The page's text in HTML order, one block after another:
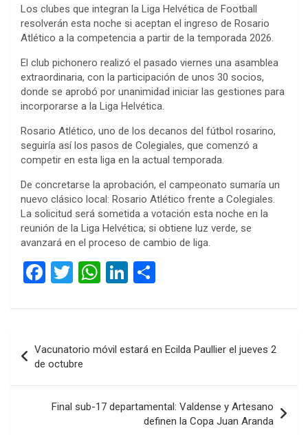
Los clubes que integran la Liga Helvética de Football
resolverán esta noche si aceptan el ingreso de Rosario
Atlético a la competencia a partir de la temporada 2026.
El club pichonero realizó el pasado viernes una asamblea
extraordinaria, con la participación de unos 30 socios,
donde se aprobó por unanimidad iniciar las gestiones para
incorporarse a la Liga Helvética.
Rosario Atlético, uno de los decanos del fútbol rosarino,
seguiría así los pasos de Colegiales, que comenzó a
competir en esta liga en la actual temporada.
De concretarse la aprobación, el campeonato sumaría un
nuevo clásico local: Rosario Atlético frente a Colegiales.
La solicitud será sometida a votación esta noche en la
reunión de la Liga Helvética; si obtiene luz verde, se
avanzará en el proceso de cambio de liga.
F
ce
o
o
k
T
tt
W
at
A
p
p
Li
ke
n
m
ar
tir
de
entradas
Vacunatorio móvil estará en Ecilda Paullier el jueves 2
de octubre
Final sub-17 departamental: Valdense y Artesano
definen la Copa Juan Aranda